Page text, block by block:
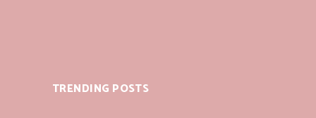
TRENDING POSTS